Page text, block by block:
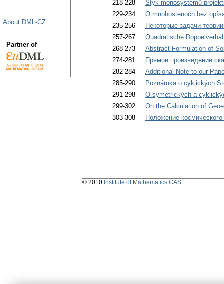
218-228
Styk monosystémů
229-234
O mnohostenoch bez
235-256
Некоторые задачи
257-267
Quadratische
268-273
Abstract Formulation of
274-281
Прямое произведение
282-284
Additional Note to our
285-290
Poznámka o cyklických
291-298
O symetrických a
299-302
On the Calculation of
303-308
Положение
About DML-CZ
Partner of
© 2010 Institute of Mathematics CAS